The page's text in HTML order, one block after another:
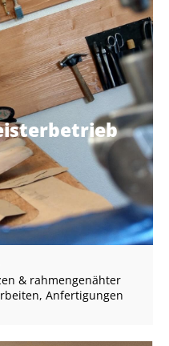
& rahmengenähter
Anfertigungen